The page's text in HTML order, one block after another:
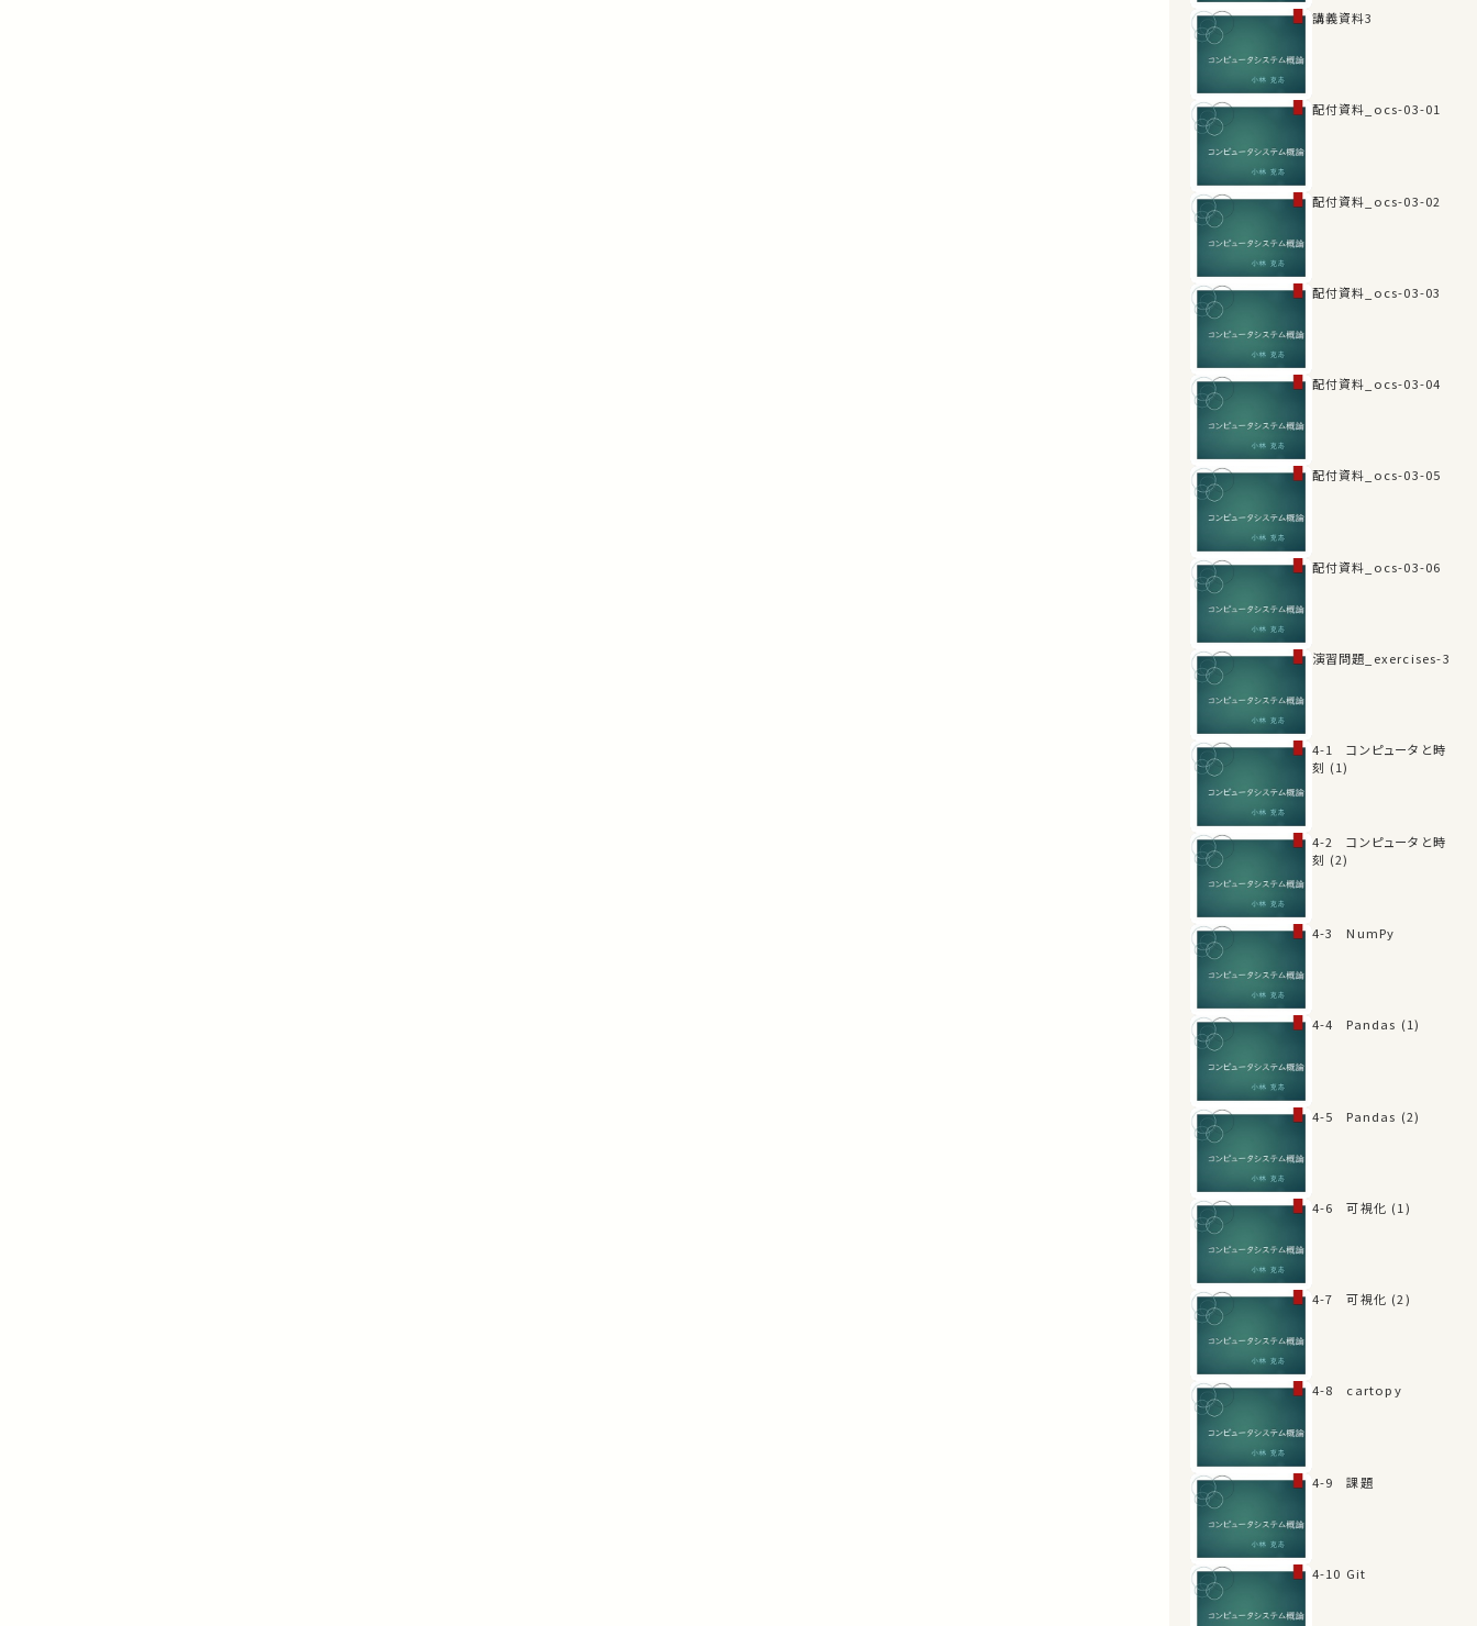
講義資料3
配付資料_ocs-03-01
配付資料_ocs-03-02
配付資料_ocs-03-03
配付資料_ocs-03-04
配付資料_ocs-03-05
配付資料_ocs-03-06
演習問題_exercises-3
4-1 コンピュータと時
刻 (1)
4-2 コンピュータと時
刻 (2)
4-3 NumPy
4-4 Pandas (1)
4-5 Pandas (2)
4-6 可視化 (1)
4-7 可視化 (2)
4-8 cartopy
4-9 課題
4-10 Git